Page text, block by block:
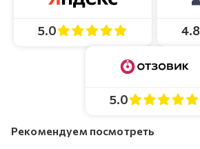
5.0 4.8
5.0
Рекомендуем посмотреть